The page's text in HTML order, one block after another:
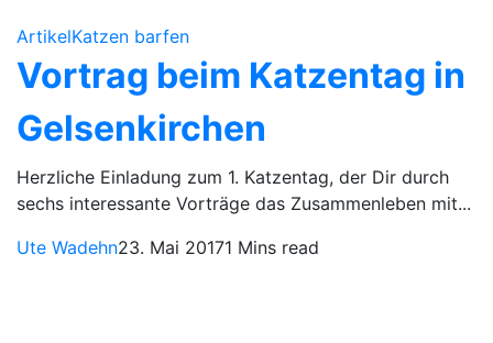
ArtikelKatzen barfen
Vortrag beim Katzentag in
Gelsenkirchen
Herzliche Einladung zum 1. Katzentag, der Dir durch
sechs interessante Vorträge das Zusammenleben mit...
Ute Wadehn23. Mai 20171 Mins read